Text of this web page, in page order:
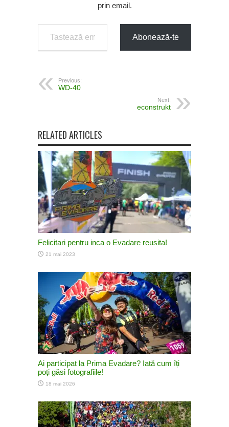
prin email.
Tastează emailul tău...
Abonează-te
Previous:
WD-40
Next:
econstrukt
RELATED ARTICLES
Felicitari pentru inca o Evadare reusita!
21 mai 2023
Ai participat la Prima Evadare? Iată cum îți
poți găsi fotografiile!
18 mai 2026